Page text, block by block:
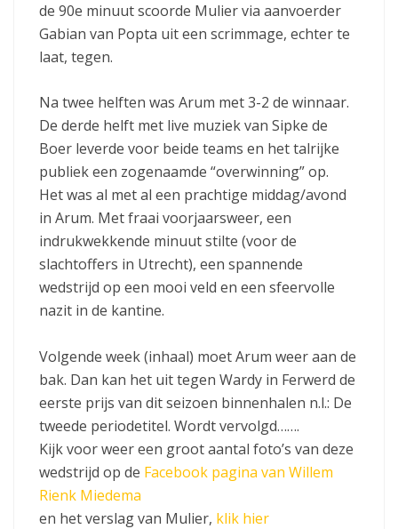
de 90e minuut scoorde Mulier via aanvoerder
Gabian van Popta uit een scrimmage, echter te
laat, tegen.
Na twee helften was Arum met 3-2 de winnaar.
De derde helft met live muziek van Sipke de
Boer leverde voor beide teams en het talrijke
publiek een zogenaamde “overwinning” op.
Het was al met al een prachtige middag/avond
in Arum. Met fraai voorjaarsweer, een
indrukwekkende minuut stilte (voor de
slachtoffers in Utrecht), een spannende
wedstrijd op een mooi veld en een sfeervolle
nazit in de kantine.
Volgende week (inhaal) moet Arum weer aan de
bak. Dan kan het uit tegen Wardy in Ferwerd de
eerste prijs van dit seizoen binnenhalen n.l.: De
tweede periodetitel. Wordt vervolgd…….
Kijk voor weer een groot aantal foto’s van deze
wedstrijd op de Facebook pagina van Willem
Rienk Miedema
en het verslag van Mulier, klik hier